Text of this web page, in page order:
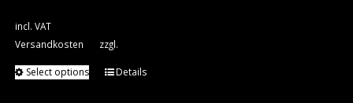
incl. VAT
zzgl.
Versandkosten
Select options Details